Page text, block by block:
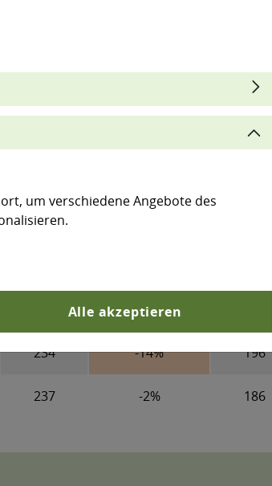
Sommerhalbjahr2
2001-
1961-
1990
220
-10%
234 -14% 196
237 -2% 186
um verschiedene Angebote des
Alle akzeptieren